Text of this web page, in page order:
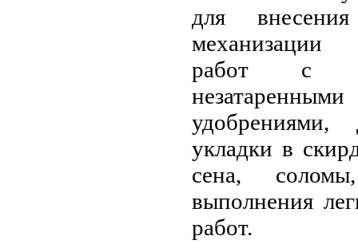
для
механизации
работ с
укладки в
сена,
выполнения
работ.